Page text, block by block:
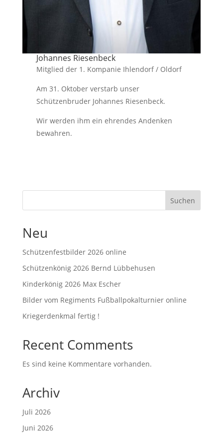
Johannes Riesenbeck
Mitglied der 1. Kompanie Ihlendorf / Oldorf
Am 31. Oktober verstarb unser
Schützenbruder Johannes Riesenbeck.
Wir werden ihm ein ehrendes Andenken
bewahren.
Suchen
Neu
Schützenfestbilder 2026 online
Schützenkönig 2026 Bernd Lübbehusen
Kinderkönig 2026 Max Escher
Bilder vom Regiments Fußballpokalturnier online
Kriegerdenkmal fertig !
Recent Comments
Es sind keine Kommentare vorhanden.
Archiv
Juli 2026
Juni 2026